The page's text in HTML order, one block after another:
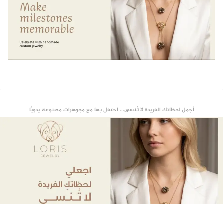
أجمل لحظاتك الفريدة لا تُنسى... احتفل بها مع مجوهرات مصنوعة يدويًّا